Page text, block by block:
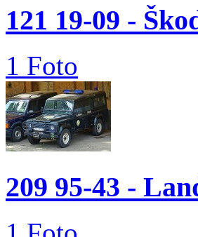
121 19-09 -
1 Foto
209 95-43 -